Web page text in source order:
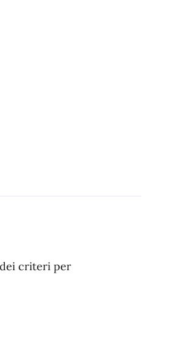
criteri per